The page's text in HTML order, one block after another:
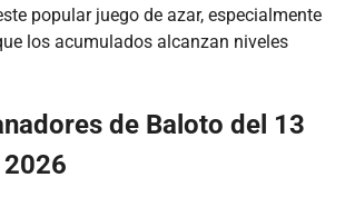
popular juego de azar, especialmente
los acumulados alcanzan niveles
de Baloto del 13